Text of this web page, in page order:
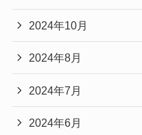
2024年10月
2024年8月
2024年7月
2024年6月